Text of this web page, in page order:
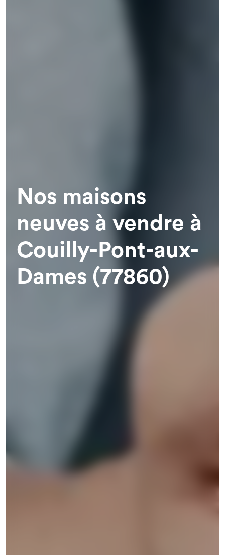
Nos maisons
neuves à vendre à
Couilly-Pont-aux-
Dames (77860)